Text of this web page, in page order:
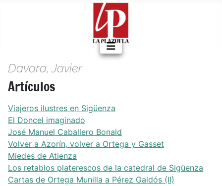
Davara, Javier
Artículos
Viajeros ilustres en Sigüenza
El Doncel imaginado
José Manuel Caballero Bonald
Volver a Azorín, volver a Ortega y Gasset
Miedes de Atienza
Los retablos platerescos de la catedral de Sigüenza
Cartas de Ortega Munilla a Pérez Galdós (II)